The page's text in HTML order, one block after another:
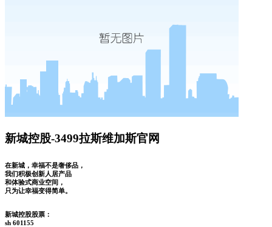
新城控股-3499拉斯维加斯官网
在新城，幸福不是奢侈品，
我们积极创新人居产品
和体验式商业空间，
只为让幸福变得简单。
新城控股股票：
sh 601155